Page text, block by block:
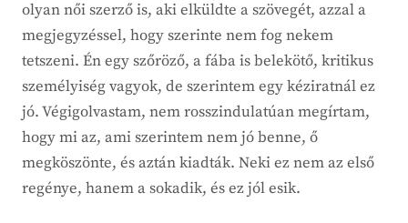
olyan női szerző is, aki elküldte a szövegét, azzal a
megjegyzéssel, hogy szerinte nem fog nekem
tetszeni. Én egy szőröző, a fába is belekötő, kritikus
személyiség vagyok, de szerintem egy kéziratnál ez
jó. Végigolvastam, nem rosszindulatúan megírtam,
hogy mi az, ami szerintem nem jó benne, ő
megköszönte, és aztán kiadták. Neki ez nem az első
regénye, hanem a sokadik, és ez jól esik.